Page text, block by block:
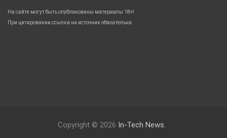
На сайте могут быть опубликованы материалы 18+!
При цитировании ссылка на источник обязательна.
Copyright © 2026 In-Tech News.